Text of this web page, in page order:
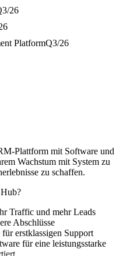
26
PlatformQ3/26
Plattform mit Software und
Wachstum mit System zu
zu schaffen.
Traffic und mehr Leads
Abschlüsse
erstklassigen Support
für eine leistungsstarke